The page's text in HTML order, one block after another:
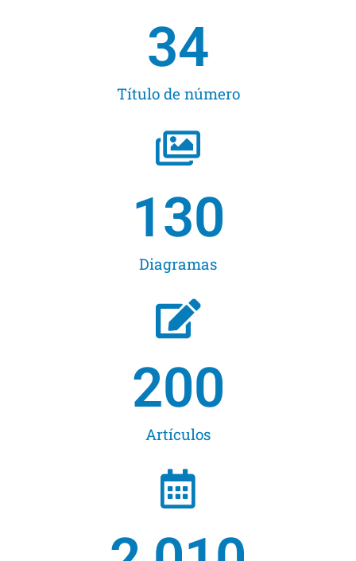
Título de número
34
Diagramas
130
Artículos
200